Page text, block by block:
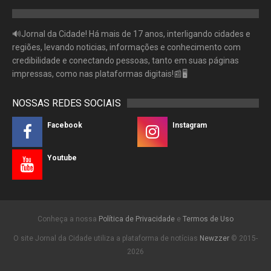
🔊Jornal da Cidade! Há mais de 17 anos, interligando cidades e
regiões, levando noticias, informações e conhecimento com
credibilidade e conectando pessoas, tanto em suas páginas
impressas, como nas plataformas digitais!📰🖥
NOSSAS REDES SOCIAIS
Facebook Instagram
Youtube
Conheça a nossa Política de Privacidade e Termos de Uso
O site Jornal da Cidade utiliza a plataforma de notícias Newzzer © 2015-
2026